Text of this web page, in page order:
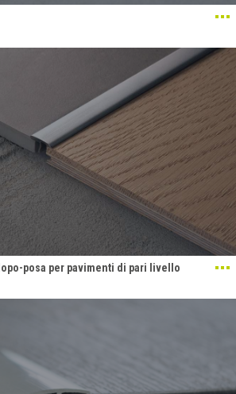
posa per pavimenti di pari livello